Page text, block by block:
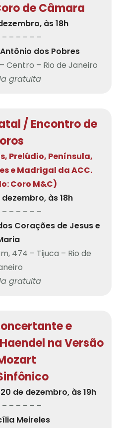
de Câmara
às 18h
– – – – –
dos Pobres
Centro – Rio de Janeiro
gratuita
/ Encontro de
Prelúdio, Península,
e Madrigal da ACC.
Coro M&C)
às 18h
– – – – –
Corações de Jesus e
474 – Tijuca – Rio de
gratuita
e
na Versão
de dezembro, às 19h
– – – – –
Meireles